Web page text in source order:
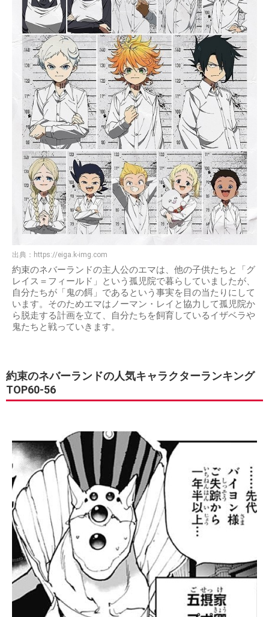
出典： https://eiga.k-img.com
約束のネバーランドの主人公のエマは、他の子供たちと「グ
レイス＝フィールド」という孤児院で暮らしていましたが、
自分たちが「鬼の餌」であるという事実を目の当たりにして
います。そのためエマはノーマン・レイと協力して孤児院か
ら脱走する計画を立て、自分たちを飼育しているイザベラや
鬼たちと戦っていきます。
約束のネバーランドの人気キャラクターランキング
TOP60-56